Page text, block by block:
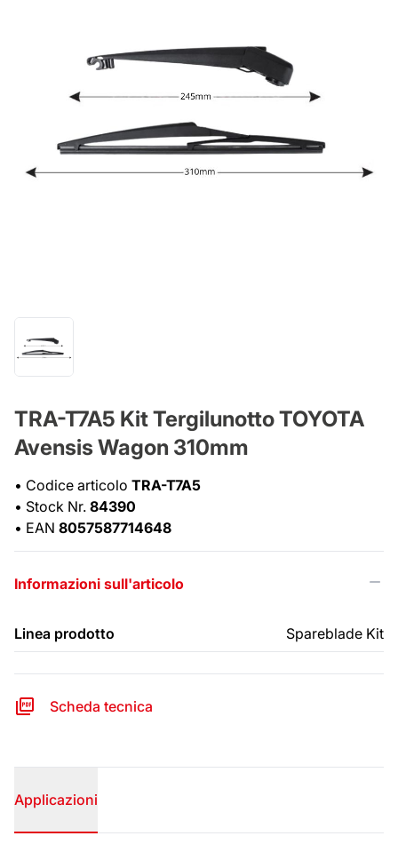
TRA-T7A5 Kit Tergilunotto TOYOTA
Avensis Wagon 310mm
• Codice articolo TRA-T7A5
• Stock Nr. 84390
• EAN 8057587714648
Informazioni sull'articolo
Linea prodotto Spareblade Kit
Scheda tecnica
Applicazioni